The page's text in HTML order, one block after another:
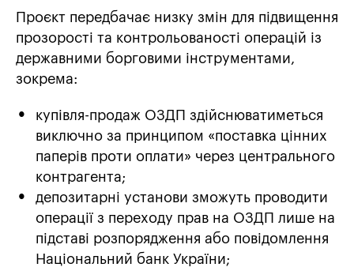
Проєкт передбачає низку змін для підвищення
прозорості та контрольованості операцій із
державними борговими інструментами,
зокрема:
купівля-продаж ОЗДП здійснюватиметься
виключно за принципом «поставка цінних
паперів проти оплати» через центрального
контрагента;
депозитарні установи зможуть проводити
операції з переходу прав на ОЗДП лише на
підставі розпорядження або повідомлення
Національний банк України;